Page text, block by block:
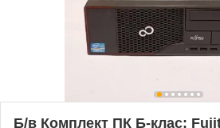
Б/в Комплект ПК Б-клас: